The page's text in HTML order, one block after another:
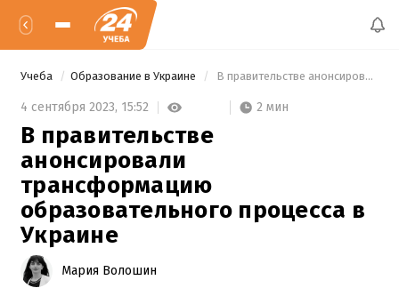
Учеба Образование в Украине В правительстве анонсировали трансформацию образовательного процесса в Украине
4 сентября 2023, 15:52 2 мин
В правительстве
анонсировали
трансформацию
образовательного процесса в
Украине
Мария Волошин